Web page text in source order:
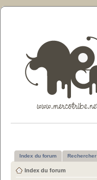
Index du forum Rechercher
Index du forum